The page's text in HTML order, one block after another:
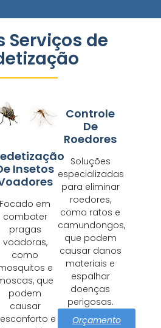
Serviços de
Insetos
Focado em
combater
pragas
voadoras,
como
e
que
podem
causar
e
Controle
De
Roedores
Soluções
especializadas
para eliminar
roedores,
como ratos e
camundongos,
que podem
causar danos
materiais e
espalhar
doenças
perigosas.
Orçamento